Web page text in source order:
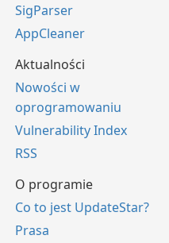
SigParser
AppCleaner
Aktualności
Nowości w
oprogramowaniu
Vulnerability Index
RSS
O programie
Co to jest UpdateStar?
Prasa